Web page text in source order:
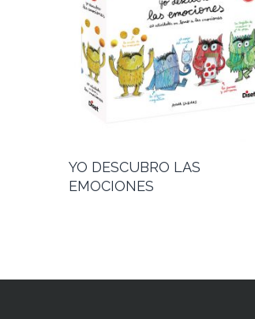
YO DESCUBRO LAS
EMOCIONES